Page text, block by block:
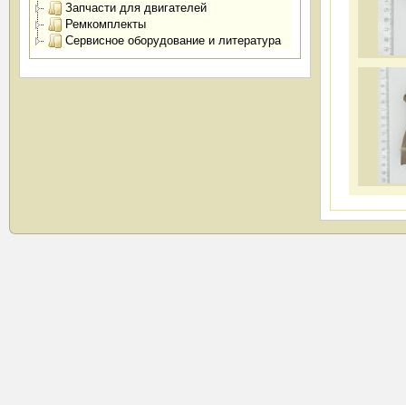
Запчасти для двигателей
Ремкомплекты
Сервисное оборудование и литература